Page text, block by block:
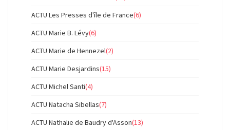
ACTU Les Presses d'île de France(6)
ACTU Marie B. Lévy(6)
ACTU Marie de Hennezel(2)
ACTU Marie Desjardins(15)
ACTU Michel Santi(4)
ACTU Natacha Sibellas(7)
ACTU Nathalie de Baudry d'Asson(13)